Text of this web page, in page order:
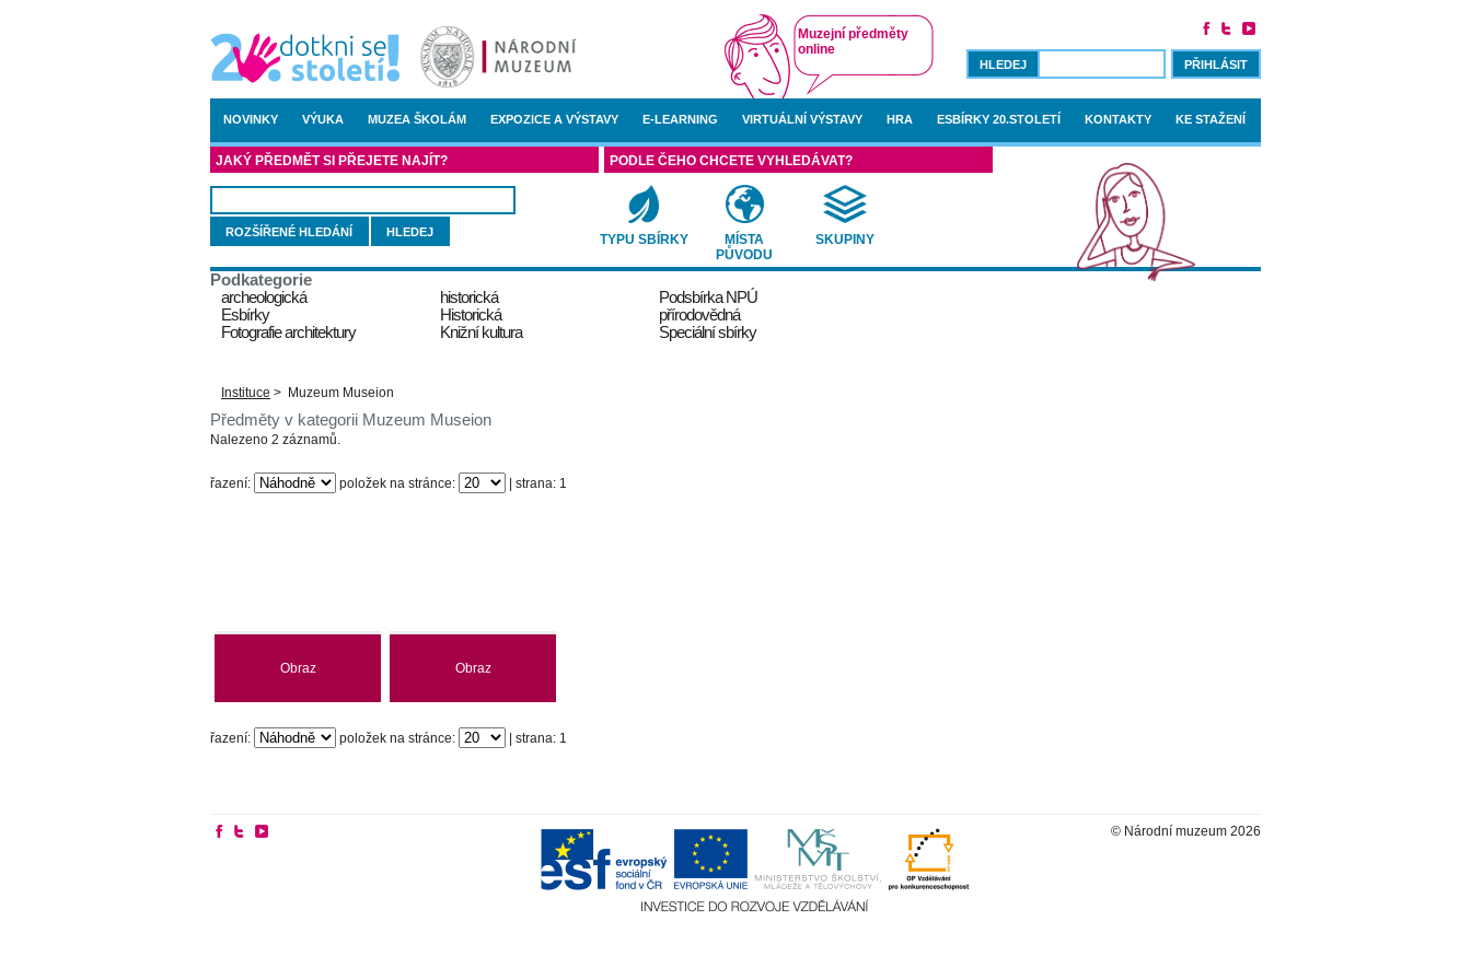
PŘIHLÁSIT
Muzejní předměty
online
NOVINKY VÝUKA MUZEA ŠKOLÁM EXPOZICE A VÝSTAVY E-LEARNING VIRTUÁLNÍ VÝSTAVY HRA ESBÍRKY 20.STOLETÍ KONTAKTY KE STAŽENÍ
JAKÝ PŘEDMĚT SI PŘEJETE NAJÍT?
ROZŠÍŘENÉ HLEDÁNÍ
PODLE ČEHO CHCETE VYHLEDÁVAT?
TYPU SBÍRKY
MÍSTA
PŮVODU
SKUPINY
Podkategorie
archeologická
Esbírky
Fotografie architektury
historická
Historická
Knižní kultura
Podsbírka NPÚ
přírodovědná
Speciální sbírky
Instituce > Muzeum Museion
Předměty v kategorii Muzeum Museion
Nalezeno 2 záznamů.
řazení: položek na stránce: | strana: 1
Obraz Obraz
řazení: položek na stránce: | strana: 1
© Národní muzeum 2026